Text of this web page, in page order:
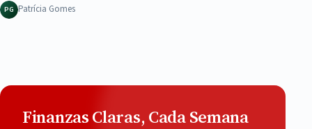
PG Patrícia Gomes
Finanzas Claras, Cada Semana